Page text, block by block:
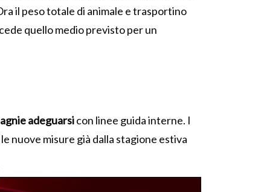
il peso totale di animale e trasportino
quello medio previsto per un
adeguarsicon linee guida interne. I
nuove misure già dalla stagione estiva